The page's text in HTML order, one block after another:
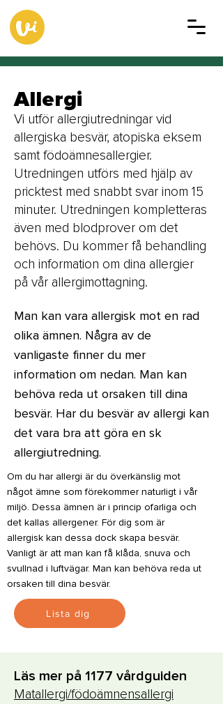
Allergi
Vi utför allergiutredningar vid
allergiska besvär, atopiska eksem
samt födoämnesallergier.
Utredningen utförs med hjälp av
pricktest med snabbt svar inom 15
minuter. Utredningen kompletteras
även med blodprover om det
behövs. Du kommer få behandling
och information om dina allergier
på vår allergimottagning.
Man kan vara allergisk mot en rad
olika ämnen. Några av de
vanligaste finner du mer
information om nedan. Man kan
behöva reda ut orsaken till dina
besvär. Har du besvär av allergi kan
det vara bra att göra en sk
allergiutredning.
Om du har allergi är du överkänslig mot
något ämne som förekommer naturligt i vår
miljö. Dessa ämnen är i princip ofarliga och
det kallas allergener. För dig som är
allergisk kan dessa dock skapa besvär.
Vanligt är att man kan få klåda, snuva och
svullnad i luftvägar. Man kan behöva reda ut
orsaken till dina besvär.
Lista dig
Läs mer på 1177 vårdguiden
Matallergi/födoämnensallergi